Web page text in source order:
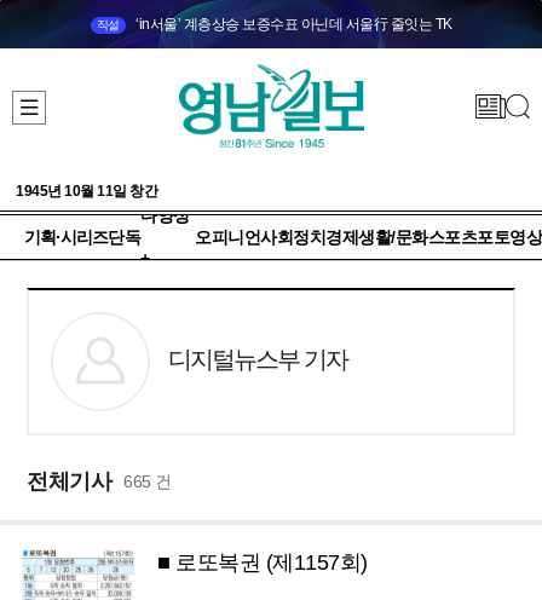
직설 ‘in서울’ 계층상승 보증수표 아닌데 서울行 줄잇는 TK
1945년 10월 11일 창간
기획·시리즈단독
다양성
+
오피니언사회정치 경제생활/문화스포츠포토영상
디지털뉴스부 기자
전체기사 665 건
■ 로또복권 (제1157회)